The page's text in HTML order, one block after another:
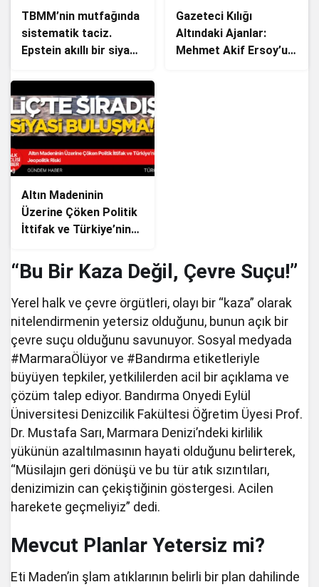
TBMM’nin mutfağında
sistematik taciz.
Epstein akıllı bir siyasi
Gazeteci Kılığı
Altındaki Ajanlar:
Mehmet Akif Ersoy’un
Altın Madeninin
Üzerine Çöken Politik
İttifak ve Türkiye’nin
“Bu Bir Kaza Değil, Çevre Suçu!”
Yerel halk ve çevre örgütleri, olayı bir “kaza” olarak
nitelendirmenin yetersiz olduğunu, bunun açık bir
çevre suçu olduğunu savunuyor. Sosyal medyada
#MarmaraÖlüyor ve #Bandırma etiketleriyle
büyüyen tepkiler, yetkililerden acil bir açıklama ve
çözüm talep ediyor. Bandırma Onyedi Eylül
Üniversitesi Denizcilik Fakültesi Öğretim Üyesi Prof.
Dr. Mustafa Sarı, Marmara Denizi’ndeki kirlilik
yükünün azaltılmasının hayati olduğunu belirterek,
“Müsilajın geri dönüşü ve bu tür atık sızıntıları,
denizimizin can çekiştiğinin göstergesi. Acilen
harekete geçmeliyiz” dedi.
Mevcut Planlar Yetersiz mi?
Eti Maden’in şlam atıklarının belirli bir plan dahilinde